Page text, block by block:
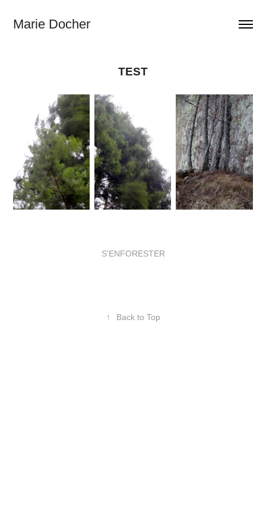
Marie Docher
TEST
S'ENFORESTER
↑ Back to Top